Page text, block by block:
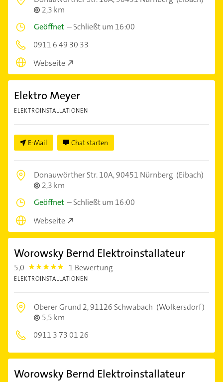
2,3 km
Geöffnet –Schließt um 16:00
0911 6 49 30 33
Webseite
Elektro Meyer
ELEKTROINSTALLATIONEN
E-Mail Chat starten
Donauwörther Str. 10A,90451 Nürnberg (Eibach)
2,3 km
Geöffnet –Schließt um 16:00
Webseite
Worowsky Bernd Elektroinstallateur
5,0 5.0 1 Bewertung
ELEKTROINSTALLATIONEN
Oberer Grund 2,91126 Schwabach (Wolkersdorf)
5,5 km
0911 3 73 01 26
Worowsky Bernd Elektroinstallateur